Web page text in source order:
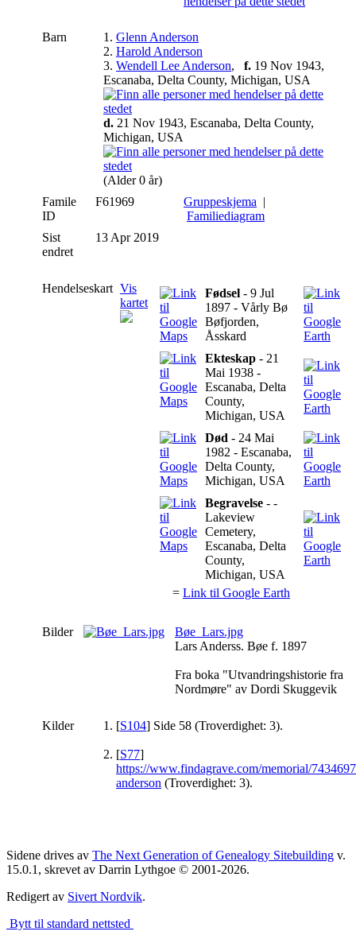
Barn 1. Glenn Anderson
2. Harold Anderson
3. Wendell Lee Anderson, f. 19 Nov 1943,
Escanaba, Delta County, Michigan, USA
d. 21 Nov 1943, Escanaba, Delta County,
Michigan, USA
(Alder 0 år)
Famile
ID
F61969 Gruppeskjema |
Familiediagram
Sist
endret
13 Apr 2019
Hendelseskart Vis
kartet
Fødsel - 9 Jul
1897 - Vårly Bø
Bøfjorden,
Åsskard
Ekteskap - 21
Mai 1938 -
Escanaba, Delta
County,
Michigan, USA
Død - 24 Mai
1982 - Escanaba,
Delta County,
Michigan, USA
Begravelse - -
Lakeview
Cemetery,
Escanaba, Delta
County,
Michigan, USA
= Link til Google Earth
Bilder
Bøe_Lars.jpg
Lars Anderss. Bøe f. 1897
Fra boka "Utvandringshistorie fra
Nordmøre" av Dordi Skuggevik
Kilder [S104] Side 58 (Troverdighet: 3).
[S77]
https://www.findagrave.com/memorial/
anderson (Troverdighet: 3).
Sidene drives av The Next Generation of Genealogy Sitebuilding v.
15.0.1, skrevet av Darrin Lythgoe © 2001-2026.
Redigert av Sivert Nordvik.
Bytt til standard nettsted